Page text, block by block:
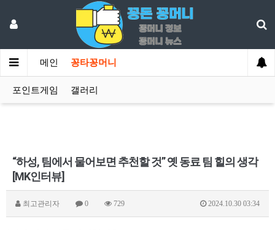
메인 꽁타꽁머니
포인트게임 갤러리
“하성, 팀에서 물어보면 추천할 것” 옛 동료 팀 힐의 생각
[MK인터뷰]
최고관리자 0 729 2024.10.30 03:34